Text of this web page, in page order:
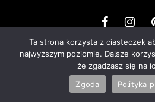
Ta strona korzysta z ciasteczek
najwyższym poziomie. Dalsze
że zgadzasz się na
Zgoda
Polityka
o nas dostawa zwroty regulamin
kontakt